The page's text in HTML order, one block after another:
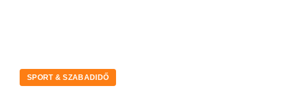
SPORT & SZABADIDŐ